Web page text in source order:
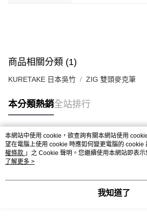
商品相關分類 (1)
KURETAKE 日本吳竹 ZIG 雙頭麥克筆
本分類熱銷全站排行
熱門標籤
本網站中使用 cookie，欲查詢有關本網站使用
望在電腦上使用 cookie 時應如何變更電腦的 cookie
權條款 」之 Cookie 聲明。您繼續使用本網站即表
用條款之 Cookie 聲明使用 cookie。
了解更多 >
我知道了